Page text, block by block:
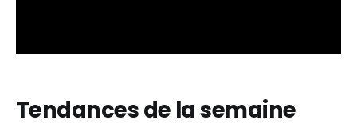
Tendances de la semaine